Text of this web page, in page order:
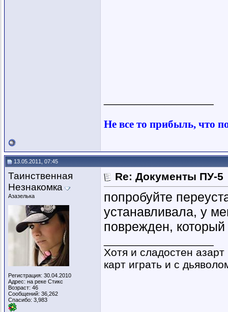
Не все то прибыль, что
13.05.2011, 07:45
Таинственная
Незнакомка
Азазелька
Регистрация: 30.04.2010
Адрес: на реке Стикс
Возраст: 46
Сообщений: 36,262
Спасибо: 3,983
Re: Документы ПУ-5
попробуйте
устанавливала, у
поврежден,
Хотя и сладостен
карт играть и с